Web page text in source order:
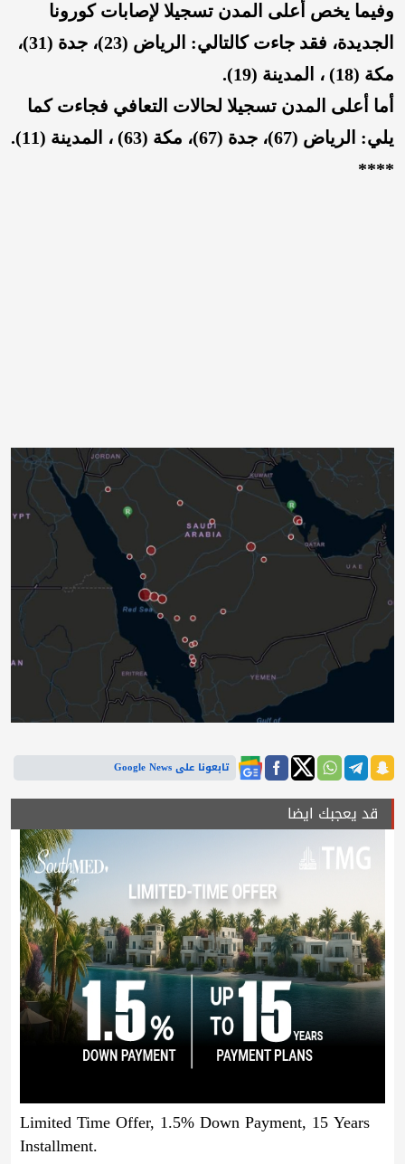
وفيما يخص أعلى المدن تسجيلا لإصابات كورونا
الجديدة، فقد جاءت كالتالي: الرياض (23)، جدة (31)،
مكة (18) ، المدينة (19
).
أما أعلى المدن تسجيلا لحالات التعافي فجاءت كما
يلي: الرياض (67)، جدة (67)، مكة (63) ، المدينة (11
).
****
تابعونا على Google News
قد يعجبك ايضا
Limited Time Offer, 1.5% Down Payment, 15 Years
Installment.